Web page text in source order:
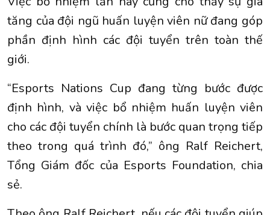
tăng của đội ngũ huấn luyện viên nữ đang góp
phần định hình các đội tuyển trên toàn thế
giới.
“Esports Nations Cup đang từng bước được
định hình, và việc bổ nhiệm huấn luyện viên
cho các đội tuyển chính là bước quan trọng tiếp
theo trong quá trình đó,” ông Ralf Reichert,
Tổng Giám đốc của Esports Foundation, chia
sẻ.